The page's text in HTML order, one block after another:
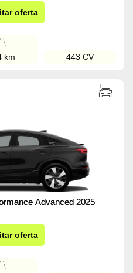
oferta
km 443 CV
Advanced 2025
oferta